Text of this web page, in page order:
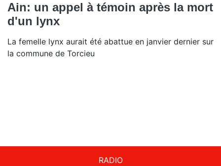
Ain: un appel à témoin après la mort
d'un lynx
La femelle lynx aurait été abattue en janvier dernier sur
la commune de Torcieu
RADIO